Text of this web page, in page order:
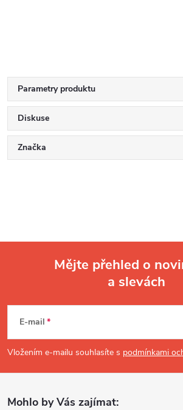
Parametry produktu
Diskuse
Značka
p
a
Mějte přehled o
a slevách
E-mail
Vložením e-mailu souhlasíte s podmínkami
Mohlo by Vás zajímat: